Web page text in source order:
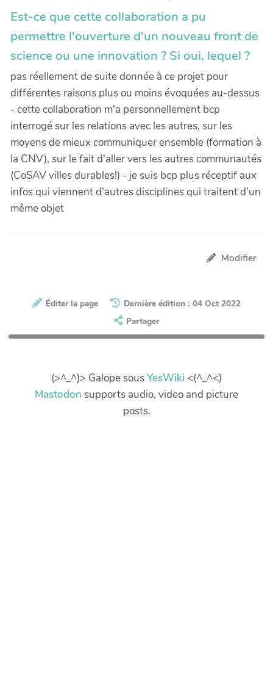
Est-ce que cette collaboration a pu
permettre l'ouverture d'un nouveau front de
science ou une innovation ? Si oui, lequel ?
pas réellement de suite donnée à ce projet pour
différentes raisons plus ou moins évoquées au-dessus
- cette collaboration m'a personnellement bcp
interrogé sur les relations avec les autres, sur les
moyens de mieux communiquer ensemble (formation à
la CNV), sur le fait d'aller vers les autres communautés
(CoSAV villes durables!) - je suis bcp plus réceptif aux
infos qui viennent d'autres disciplines qui traitent d'un
même objet
Modifier
Éditer la page
Dernière édition : 04 Oct 2022
Partager
(>^_^)> Galope sousYesWiki <(^_^<)
Mastodon supports audio, video and picture
posts.